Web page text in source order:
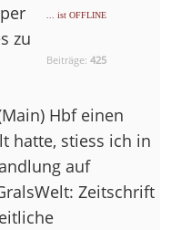
... ist OFFLINE
Beiträge:425
zu
Hbf einen
hatte, stiess ich in
auf
Zeitschrift